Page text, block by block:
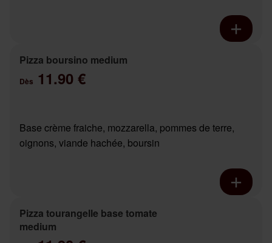
Pizza boursino medium
Dès 11.90 €
Base crème fraiche, mozzarella, pommes de terre,
oignons, viande hachée, boursin
Pizza tourangelle base tomate
medium